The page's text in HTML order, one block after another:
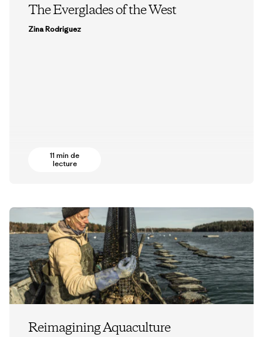
The Everglades of the West
Zina Rodriguez
11 min de
lecture
Reimagining Aquaculture